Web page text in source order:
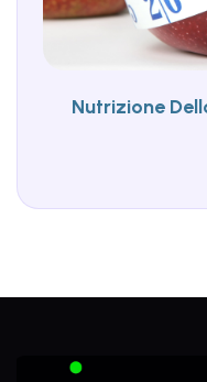
Nutrizione